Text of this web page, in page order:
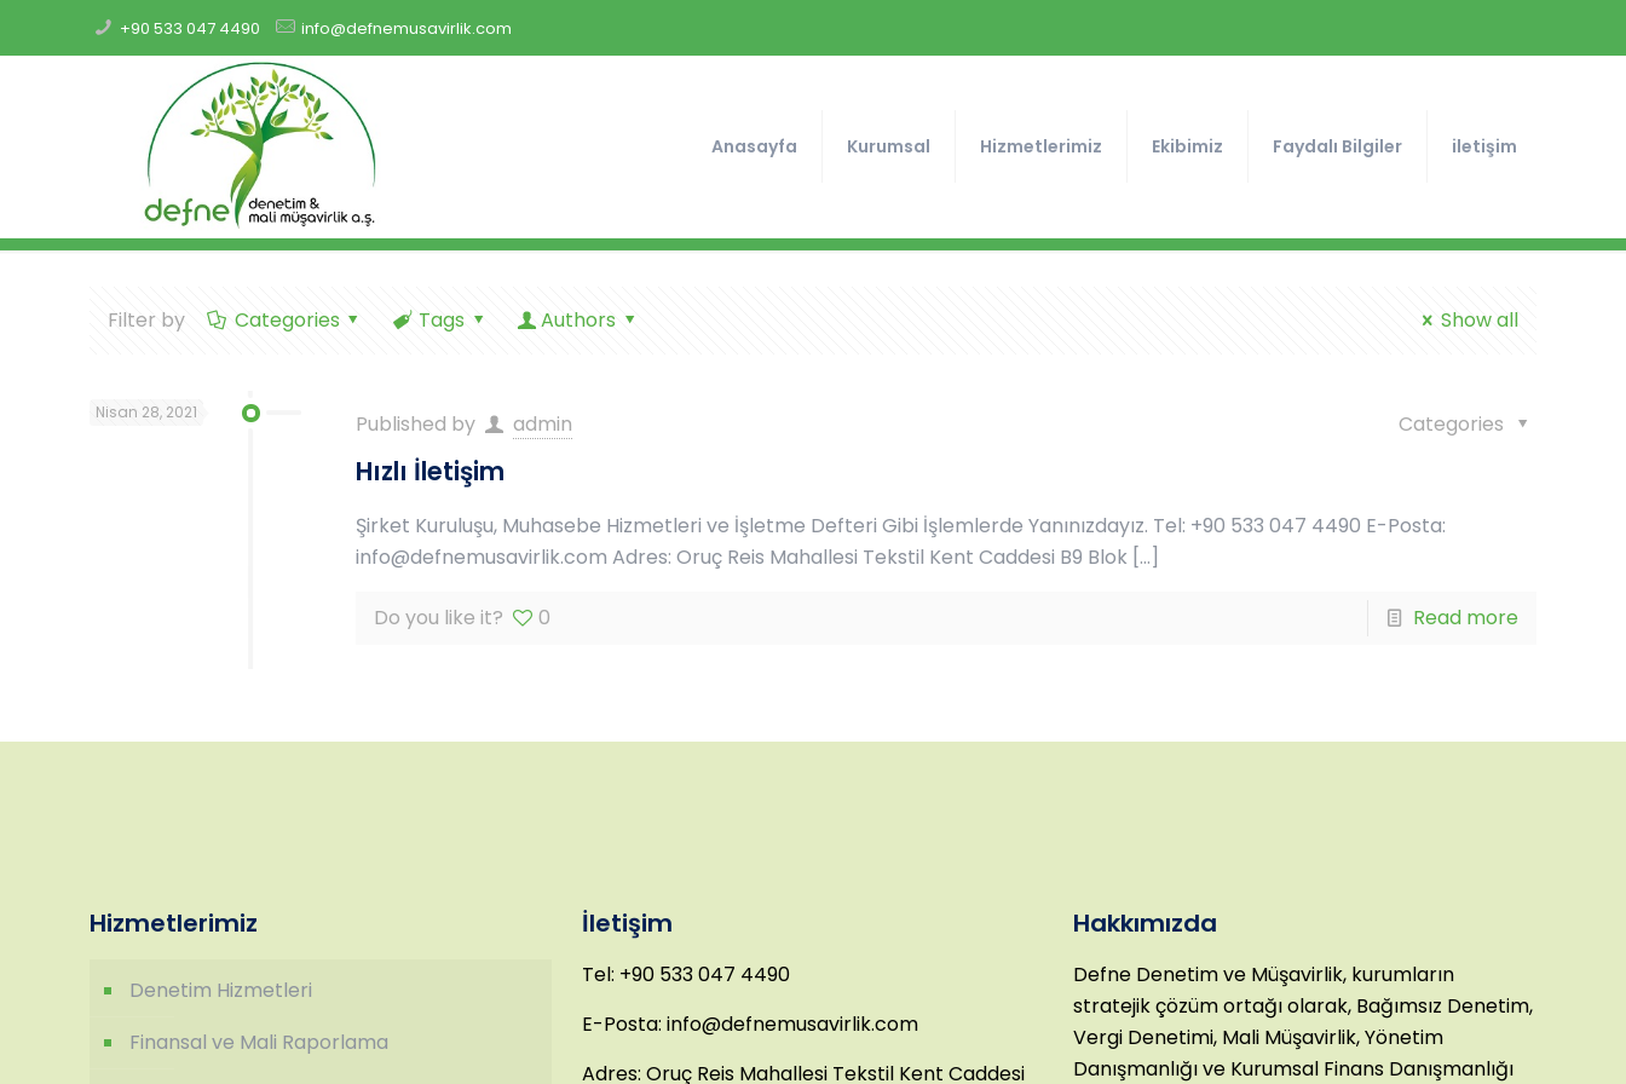
+90 533 047 4490 info@defnemusavirlik.com
Anasayfa Kurumsal Hizmetlerimiz Ekibimiz Faydalı Bilgiler iletişim
Filter by Categories Tags Authors Show all
Nisan 28, 2021 Published by admin Categories
Hızlı İletişim
Şirket Kuruluşu, Muhasebe Hizmetleri ve İşletme Defteri Gibi İşlemlerde Yanınızdayız. Tel: +90 533 047 4490 E-Posta:
info@defnemusavirlik.com Adres: Oruç Reis Mahallesi Tekstil Kent Caddesi B9 Blok […]
Do you like it? 0 Read more
Hizmetlerimiz
Denetim Hizmetleri
Finansal ve Mali Raporlama
İletişim
Tel: +90 533 047 4490
E-Posta: info@defnemusavirlik.com
Adres: Oruç Reis Mahallesi Tekstil Kent Caddesi
Hakkımızda
Defne Denetim ve Müşavirlik, kurumların
stratejik çözüm ortağı olarak, Bağımsız Denetim,
Vergi Denetimi, Mali Müşavirlik, Yönetim
Danışmanlığı ve Kurumsal Finans Danışmanlığı